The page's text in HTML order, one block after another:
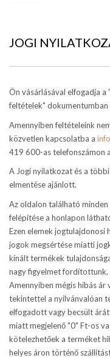
JOGI
Ön vásárlásával elfogadja
feltételek"
Amennyiben feltételeink
közvetlen kapcsolatba a
419 600-as telefonszámon
A Jogi nyilatkozat és a
elmentése ajánlott.
Az oldalon található
felépítése a honlapon
Ezen elemek jogtulajdonosi
jogok megsértése miatti
kínált termékek
nagy figyelmet fordítottunk,
Amennyiben mégis hibás
tekintettel a nyilvánvalóan
elfogadott vagy becsült
miatt megjelenő "0" Ft-os
kötelezhetőek a terméket
helyes áron történő